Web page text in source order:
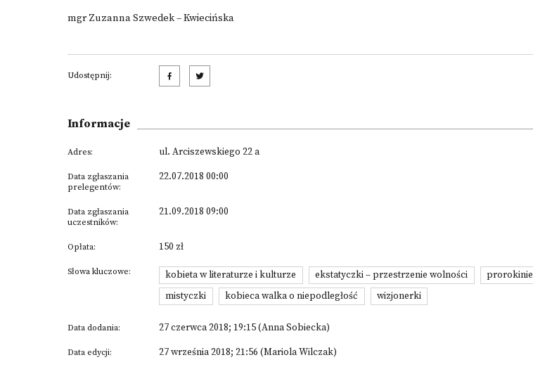
mgr Zuzanna Szwedek – Kwiecińska
Udostępnij:
Informacje
Adres: ul. Arciszewskiego 22 a
Data zgłaszania
prelegentów:
22.07.2018 00:00
Data zgłaszania
uczestników:
21.09.2018 09:00
Opłata: 150 zł
Słowa kluczowe: kobieta w literaturze i kulturze ekstatyczki – przestrzenie wolności
prorokinie
mistyczki
kobieca walka o niepodległość wizjonerki
Data dodania: 27 czerwca 2018; 19:15 (Anna Sobiecka)
Data edycji: 27 września 2018; 21:56 (Mariola Wilczak)